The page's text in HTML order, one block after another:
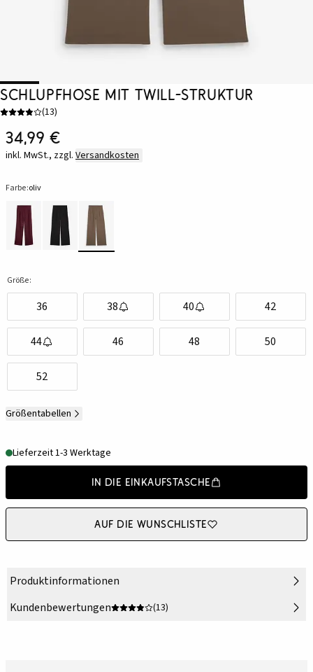
Schlupfhose mit Twill-Struktur
(13)
34,99 €
inkl. MwSt., zzgl. Versandkosten
Farbe:oliv
Größe:
36 38 40 42
44 46 48 50
52
Größentabellen
Lieferzeit 1-3 Werktage
In die Einkaufstasche
Auf die Wunschliste
Produktinformationen
Kundenbewertungen
(13)